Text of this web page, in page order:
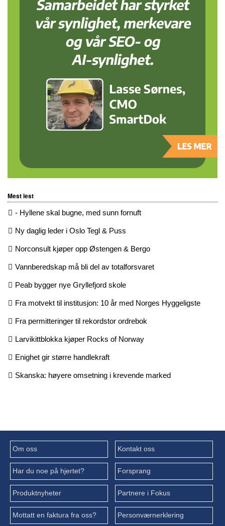
Mest lest
- Hyllene skal bugne, med sunn fornuft
Ny daglig leder i Oslo Tegl & Puss
Norconsult kjøper opp Østengen & Bergo
Vannberedskap må bli del av totalforsvaret
Peab bygger nye Gryllefjord skole
Fra motvekt til institusjon: 10 år med Norges Hyggeligste
Fra permitteringer til rekordstor ordrebok
Larvikittblokka kjøper Rocks of Norway
Enighet gir større handlekraft
Skanska: høyere omsetning i krevende marked
Om oss Kontakt oss
Har du noe på hjertet? Forsprang
Produktnyheter Partnere i Fokus
Mottatt en faktura fra oss? Personværnerklering